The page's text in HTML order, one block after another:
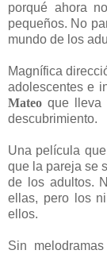
porqué ahora
pequeños. No
mundo de los
Magnífica
adolescentes e
Mateo que lleva
descubrimiento.
Una película
que la pareja se
de los adultos.
ellas, pero los
ellos.
Sin